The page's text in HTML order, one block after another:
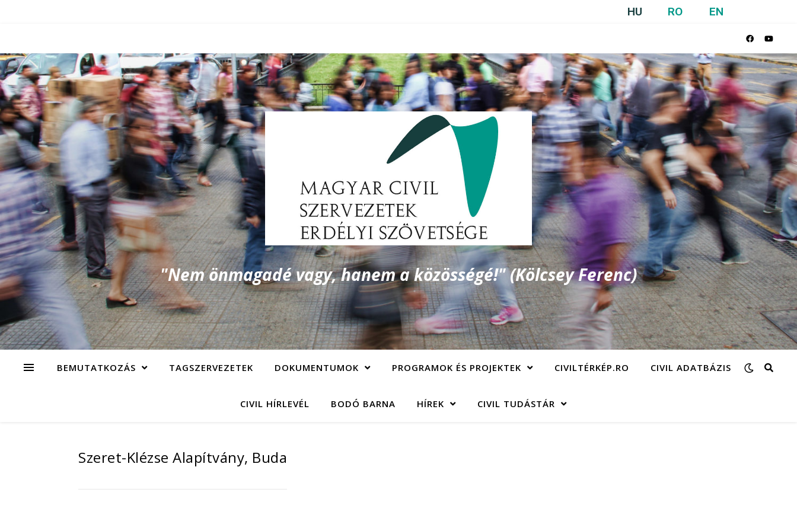
HU RO EN
"Nem önmagadé vagy, hanem a közösségé!" (Kölcsey Ferenc)
BEMUTATKOZÁS TAGSZERVEZETEK DOKUMENTUMOK PROGRAMOK ÉS PROJEKTEK CIVILTÉRKÉP.RO CIVIL ADATBÁZIS
CIVIL HÍRLEVÉL BODÓ BARNA HÍREK CIVIL TUDÁSTÁR
Szeret-Klézse Alapítvány, Buda